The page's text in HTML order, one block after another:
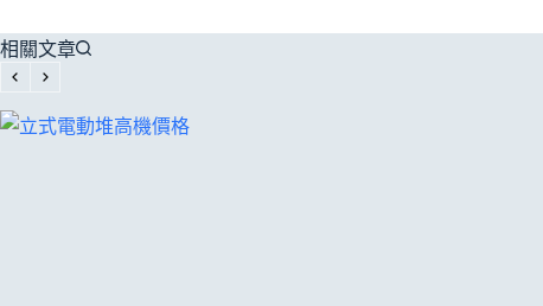
相關文章